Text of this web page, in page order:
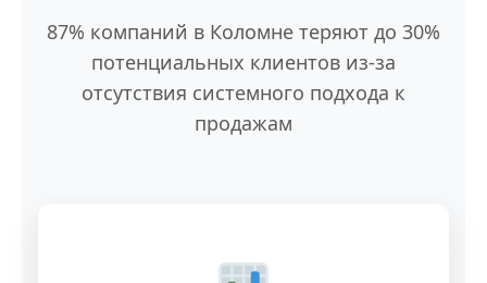
87% компаний в Коломне теряют до 30%
потенциальных клиентов из-за
отсутствия системного подхода к
продажам